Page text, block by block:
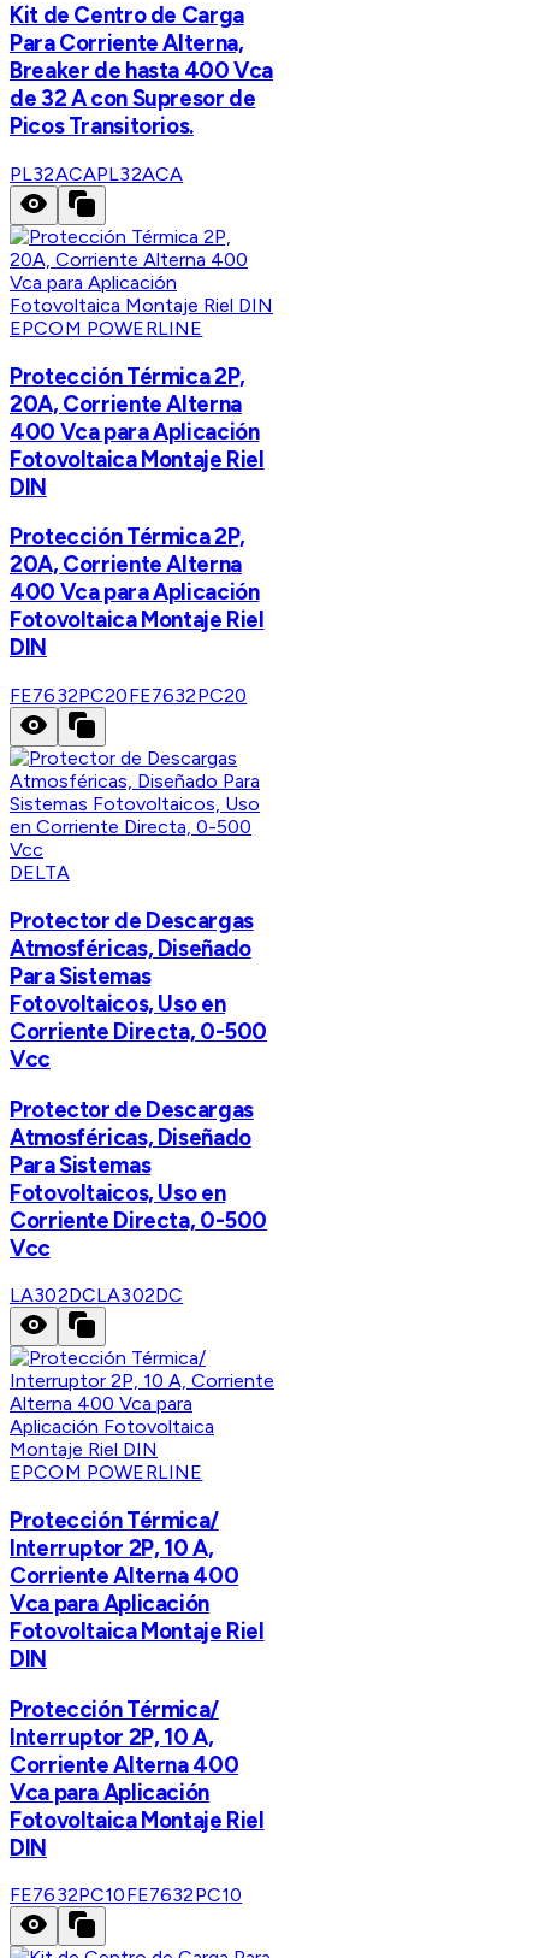
Kit de Centro de Carga
Para Corriente Alterna,
Breaker de hasta 400 Vca
de 32 A con Supresor de
Picos Transitorios.
PL32ACAPL32ACA
EPCOM POWERLINE
Protección Térmica 2P,
20A, Corriente Alterna
400 Vca para Aplicación
Fotovoltaica Montaje Riel
DIN
Protección Térmica 2P,
20A, Corriente Alterna
400 Vca para Aplicación
Fotovoltaica Montaje Riel
DIN
FE7632PC20FE7632PC20
DELTA
Protector de Descargas
Atmosféricas, Diseñado
Para Sistemas
Fotovoltaicos, Uso en
Corriente Directa, 0-500
Vcc
Protector de Descargas
Atmosféricas, Diseñado
Para Sistemas
Fotovoltaicos, Uso en
Corriente Directa, 0-500
Vcc
LA302DCLA302DC
EPCOM POWERLINE
Protección Térmica/
Interruptor 2P, 10 A,
Corriente Alterna 400
Vca para Aplicación
Fotovoltaica Montaje Riel
DIN
Protección Térmica/
Interruptor 2P, 10 A,
Corriente Alterna 400
Vca para Aplicación
Fotovoltaica Montaje Riel
DIN
FE7632PC10FE7632PC10